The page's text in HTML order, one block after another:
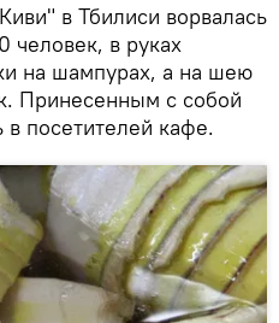
в Тбилиси ворвалась
человек, в руках
на шампурах, а на шею
Принесенным с собой
посетителей кафе.